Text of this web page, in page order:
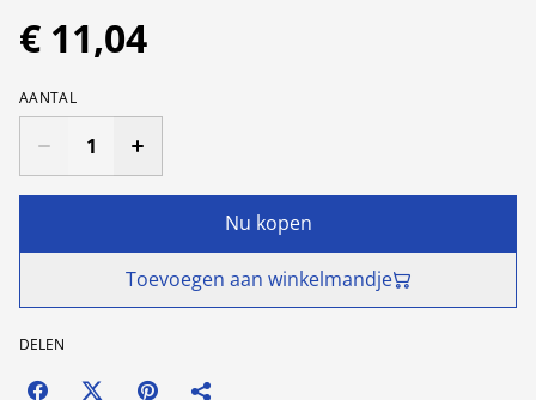
€ 11,04
AANTAL
Nu kopen
Toevoegen aan winkelmandje
DELEN